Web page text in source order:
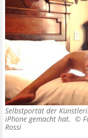
Selbstportät der
iPhone gemacht hat. ©
Rossi